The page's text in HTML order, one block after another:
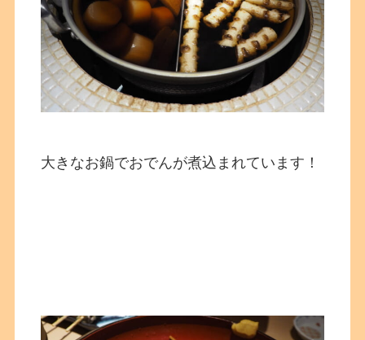
大きなお鍋でおでんが煮込まれています！